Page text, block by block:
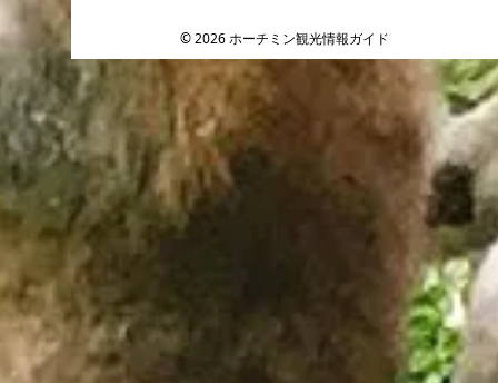
© 2026 ホーチミン観光情報ガイド